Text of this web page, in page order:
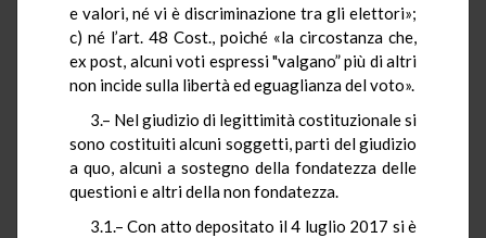
e valori, né vi è discriminazione tra gli elettori»;
c) né l’art. 48 Cost., poiché «la circostanza che,
ex post, alcuni voti espressi "valgano” più di altri
non incide sulla libertà ed eguaglianza del voto».
3.– Nel giudizio di legittimità costituzionale si
sono costituiti alcuni soggetti, parti del giudizio
a quo, alcuni a sostegno della fondatezza delle
questioni e altri della non fondatezza.
3.1.– Con atto depositato il 4 luglio 2017 si è